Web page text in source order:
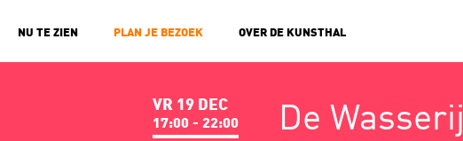
VR 19 DEC
17:00 - 22:00 De Wasserij
NU TE ZIEN PLAN JE BEZOEK OVER DE KUNSTHAL